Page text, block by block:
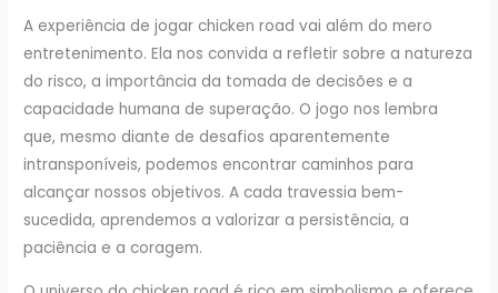
A experiência de jogar chicken road vai além do mero
entretenimento. Ela nos convida a refletir sobre a natureza
do risco, a importância da tomada de decisões e a
capacidade humana de superação. O jogo nos lembra
que, mesmo diante de desafios aparentemente
intransponíveis, podemos encontrar caminhos para
alcançar nossos objetivos. A cada travessia bem-
sucedida, aprendemos a valorizar a persistência, a
paciência e a coragem.